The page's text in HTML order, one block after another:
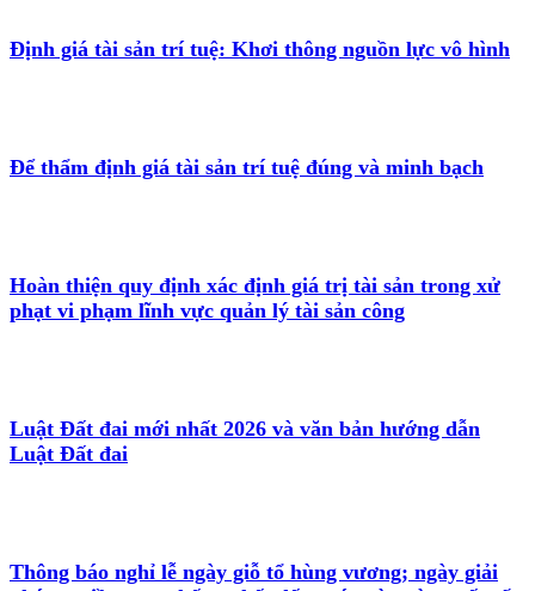
Định giá tài sản trí tuệ: Khơi thông nguồn lực vô hình
Để thẩm định giá tài sản trí tuệ đúng và minh bạch
Hoàn thiện quy định xác định giá trị tài sản trong xử
phạt vi phạm lĩnh vực quản lý tài sản công
Luật Đất đai mới nhất 2026 và văn bản hướng dẫn
Luật Đất đai
Thông báo nghỉ lễ ngày giỗ tổ hùng vương; ngày giải